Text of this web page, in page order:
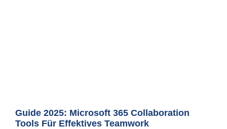
Guide 2025: Microsoft 365 Collaboration
Tools Für Effektives Teamwork